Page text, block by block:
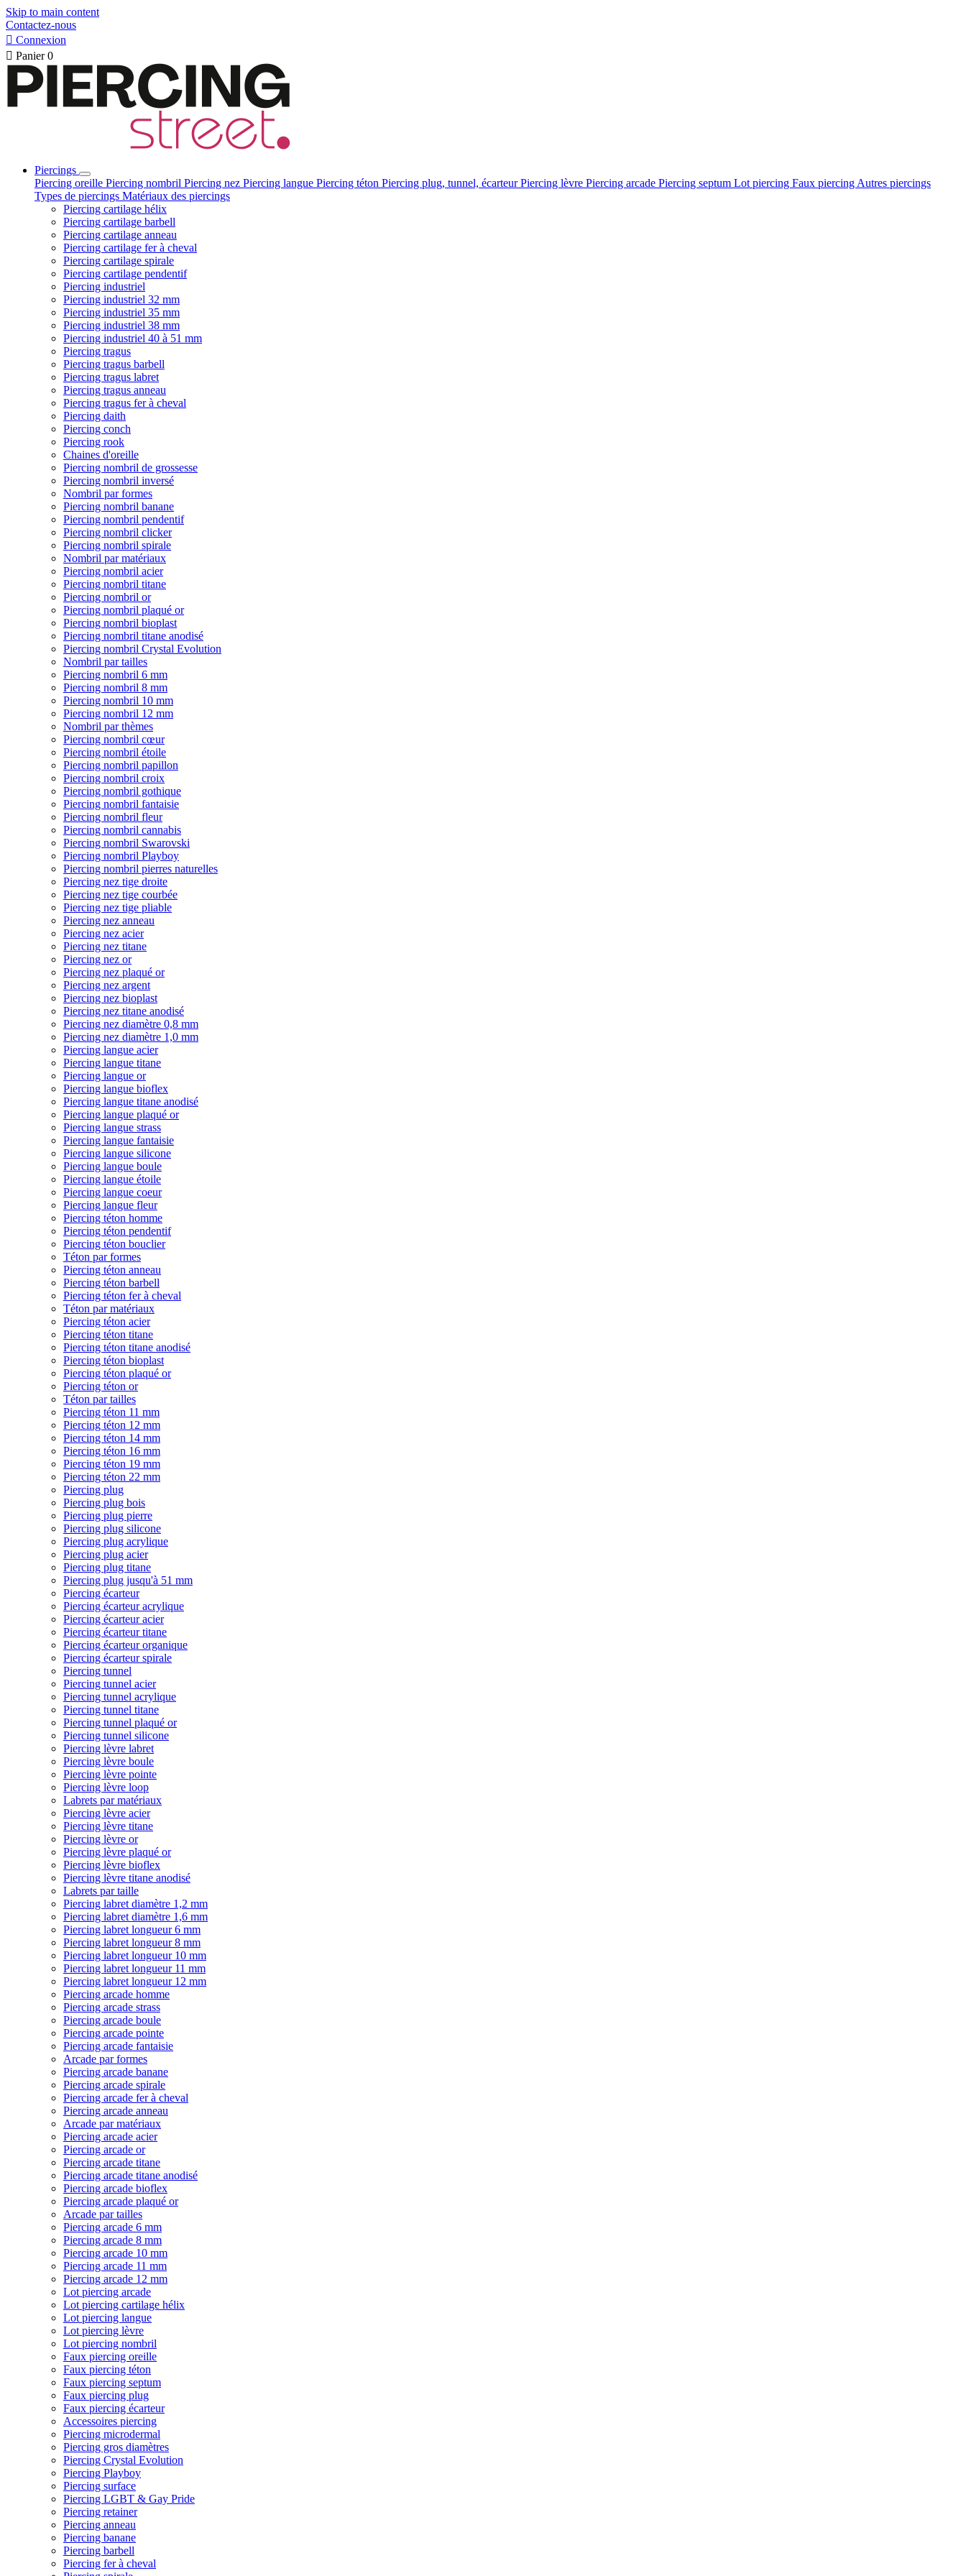
Skip to main content
Contactez-nous
 Connexion
 Panier 0
Piercings
Piercing oreille Piercing nombril Piercing nez Piercing langue Piercing téton Piercing plug, tunnel, écarteurPiercing lèvre Piercing arcade Piercing septum Lot piercing Faux piercing Autres piercings
Types de piercings Matériaux des piercings
Piercing cartilage hélix
Piercing cartilage barbell
Piercing cartilage anneau
Piercing cartilage fer à cheval
Piercing cartilage spirale
Piercing cartilage pendentif
Piercing industriel
Piercing industriel 32 mm
Piercing industriel 35 mm
Piercing industriel 38 mm
Piercing industriel 40 à 51 mm
Piercing tragus
Piercing tragus barbell
Piercing tragus labret
Piercing tragus anneau
Piercing tragus fer à cheval
Piercing daith
Piercing conch
Piercing rook
Chaines d'oreille
Piercing nombril de grossesse
Piercing nombril inversé
Nombril par formes
Piercing nombril banane
Piercing nombril pendentif
Piercing nombril clicker
Piercing nombril spirale
Nombril par matériaux
Piercing nombril acier
Piercing nombril titane
Piercing nombril or
Piercing nombril plaqué or
Piercing nombril bioplast
Piercing nombril titane anodisé
Piercing nombril Crystal Evolution
Nombril par tailles
Piercing nombril 6 mm
Piercing nombril 8 mm
Piercing nombril 10 mm
Piercing nombril 12 mm
Nombril par thèmes
Piercing nombril cœur
Piercing nombril étoile
Piercing nombril papillon
Piercing nombril croix
Piercing nombril gothique
Piercing nombril fantaisie
Piercing nombril fleur
Piercing nombril cannabis
Piercing nombril Swarovski
Piercing nombril Playboy
Piercing nombril pierres naturelles
Piercing nez tige droite
Piercing nez tige courbée
Piercing nez tige pliable
Piercing nez anneau
Piercing nez acier
Piercing nez titane
Piercing nez or
Piercing nez plaqué or
Piercing nez argent
Piercing nez bioplast
Piercing nez titane anodisé
Piercing nez diamètre 0,8 mm
Piercing nez diamètre 1,0 mm
Piercing langue acier
Piercing langue titane
Piercing langue or
Piercing langue bioflex
Piercing langue titane anodisé
Piercing langue plaqué or
Piercing langue strass
Piercing langue fantaisie
Piercing langue silicone
Piercing langue boule
Piercing langue étoile
Piercing langue coeur
Piercing langue fleur
Piercing téton homme
Piercing téton pendentif
Piercing téton bouclier
Téton par formes
Piercing téton anneau
Piercing téton barbell
Piercing téton fer à cheval
Téton par matériaux
Piercing téton acier
Piercing téton titane
Piercing téton titane anodisé
Piercing téton bioplast
Piercing téton plaqué or
Piercing téton or
Téton par tailles
Piercing téton 11 mm
Piercing téton 12 mm
Piercing téton 14 mm
Piercing téton 16 mm
Piercing téton 19 mm
Piercing téton 22 mm
Piercing plug
Piercing plug bois
Piercing plug pierre
Piercing plug silicone
Piercing plug acrylique
Piercing plug acier
Piercing plug titane
Piercing plug jusqu'à 51 mm
Piercing écarteur
Piercing écarteur acrylique
Piercing écarteur acier
Piercing écarteur titane
Piercing écarteur organique
Piercing écarteur spirale
Piercing tunnel
Piercing tunnel acier
Piercing tunnel acrylique
Piercing tunnel titane
Piercing tunnel plaqué or
Piercing tunnel silicone
Piercing lèvre labret
Piercing lèvre boule
Piercing lèvre pointe
Piercing lèvre loop
Labrets par matériaux
Piercing lèvre acier
Piercing lèvre titane
Piercing lèvre or
Piercing lèvre plaqué or
Piercing lèvre bioflex
Piercing lèvre titane anodisé
Labrets par taille
Piercing labret diamètre 1,2 mm
Piercing labret diamètre 1,6 mm
Piercing labret longueur 6 mm
Piercing labret longueur 8 mm
Piercing labret longueur 10 mm
Piercing labret longueur 11 mm
Piercing labret longueur 12 mm
Piercing arcade homme
Piercing arcade strass
Piercing arcade boule
Piercing arcade pointe
Piercing arcade fantaisie
Arcade par formes
Piercing arcade banane
Piercing arcade spirale
Piercing arcade fer à cheval
Piercing arcade anneau
Arcade par matériaux
Piercing arcade acier
Piercing arcade or
Piercing arcade titane
Piercing arcade titane anodisé
Piercing arcade bioflex
Piercing arcade plaqué or
Arcade par tailles
Piercing arcade 6 mm
Piercing arcade 8 mm
Piercing arcade 10 mm
Piercing arcade 11 mm
Piercing arcade 12 mm
Lot piercing arcade
Lot piercing cartilage hélix
Lot piercing langue
Lot piercing lèvre
Lot piercing nombril
Faux piercing oreille
Faux piercing téton
Faux piercing septum
Faux piercing plug
Faux piercing écarteur
Accessoires piercing
Piercing microdermal
Piercing gros diamètres
Piercing Crystal Evolution
Piercing Playboy
Piercing surface
Piercing LGBT & Gay Pride
Piercing retainer
Piercing anneau
Piercing banane
Piercing barbell
Piercing fer à cheval